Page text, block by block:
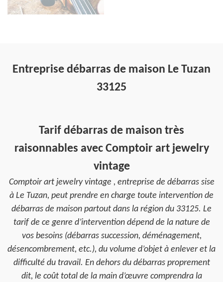
Entreprise débarras de maison Le Tuzan
33125
Tarif débarras de maison très
raisonnables avec Comptoir art jewelry
vintage
Comptoir art jewelry vintage , entreprise de débarras sise
à Le Tuzan, peut prendre en charge toute intervention de
débarras de maison partout dans la région du 33125. Le
tarif de ce genre d’intervention dépend de la nature de
vos besoins (débarras succession, déménagement,
désencombrement, etc.), du volume d’objet à enlever et la
difficulté du travail. En dehors du débarras proprement
dit, le coût total de la main d’œuvre comprendra la